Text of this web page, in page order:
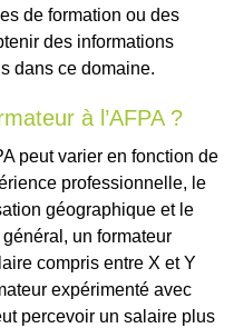
de formation ou des
des informations
dans ce domaine.
à l’AFPA ?
peut varier en fonction de
professionnelle, le
géographique et le
un formateur
compris entre X et Y
expérimenté avec
percevoir un salaire plus